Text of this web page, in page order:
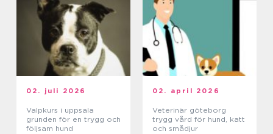
02. juli 2026
Valpkurs i uppsala
grunden för en trygg och
följsam hund
02. april 2026
Veterinär göteborg
trygg vård för hund, katt
och smådjur